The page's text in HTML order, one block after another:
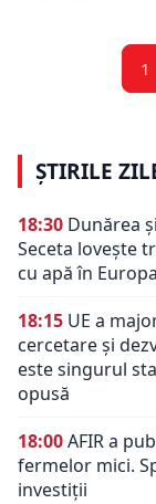
1
ȘTIRILE
18:30 Dunărea
Seceta lovește
cu apă în Europa
18:15 UE a
cercetare și
este singurul
opusă
18:00AFIR a
fermelor mici.
investiții